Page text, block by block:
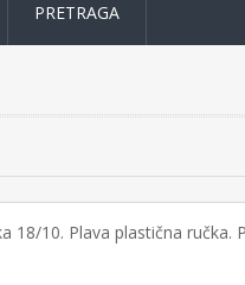
PRETRAGA
18/10. Plava plastična ručka.